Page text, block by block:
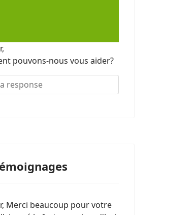
pouvons-nous vous aider?
Merci beaucoup pour votre